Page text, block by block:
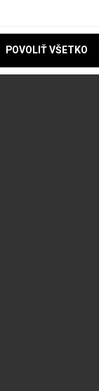
POVOLIŤ VŠETKO